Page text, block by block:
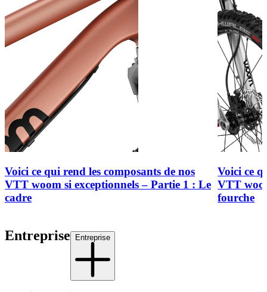
Voici ce qui rend les composants de nos
VTT woom si exceptionnels – Partie 1 : Le
cadre
Voici ce
VTT
fourche
Entreprise Entreprise